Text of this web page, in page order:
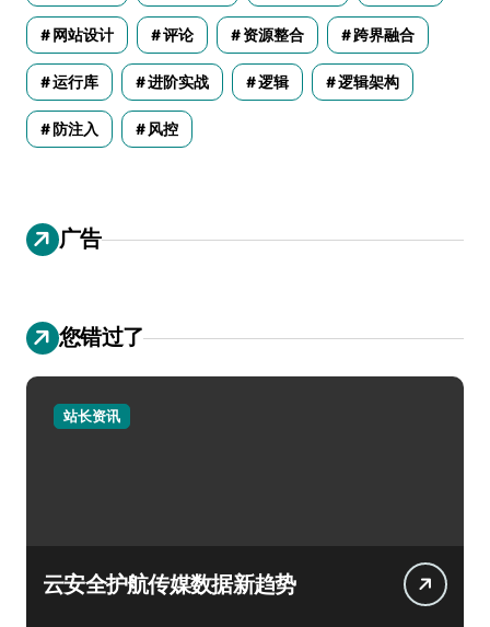
网站设计 评论 资源整合 跨界融合
运行库 进阶实战 逻辑 逻辑架构
防注入 风控
广告
您错过了
站长资讯
云安全护航传媒数据新趋势